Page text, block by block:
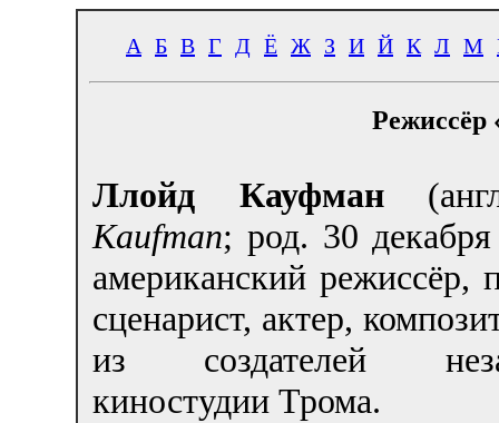
А Б В Г Д Ё Ж З И Й К Л М
Режиссёр
Ллойд Кауфман
Kaufman; род. 30
американский режиссёр,
сценарист, актер,
из создателей
киностудии Трома.